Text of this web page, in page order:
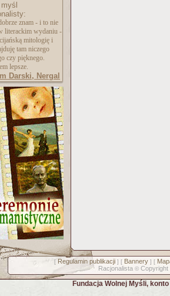
znam - i to nie
literackim wydaniu -
mitologię i
tam niczego
czy pięknego.
lepsze.
Darski, Nergal
[ Regulamin publikacji] [ Bannery] [
Racjonalista © Copyright
Fundacja Wolnej Myśli,